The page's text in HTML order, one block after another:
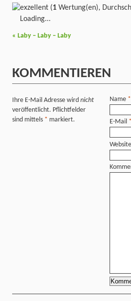
(1 Wertung(en),
Loading...
« Laby – Laby – Laby
KOMMENTIEREN
Ihre E-Mail Adresse wird nicht
veröffentlicht. Pflichtfelder
sind mittels * markiert.
Name *
E-Mail *
Website